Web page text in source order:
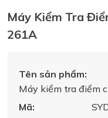
Máy Kiểm Tra
261A
Tên sản phẩm:
Máy kiểm tra điểm
Mã: